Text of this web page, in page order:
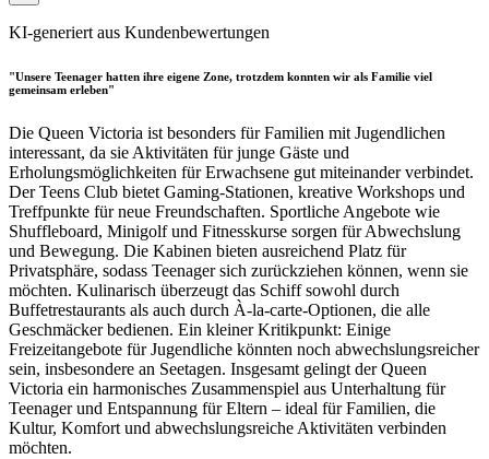
KI-generiert aus Kundenbewertungen
"Unsere Teenager hatten ihre eigene Zone, trotzdem konnten wir als Familie viel
gemeinsam erleben"
Die Queen Victoria ist besonders für Familien mit Jugendlichen
interessant, da sie Aktivitäten für junge Gäste und
Erholungsmöglichkeiten für Erwachsene gut miteinander verbindet.
Der Teens Club bietet Gaming-Stationen, kreative Workshops und
Treffpunkte für neue Freundschaften. Sportliche Angebote wie
Shuffleboard, Minigolf und Fitnesskurse sorgen für Abwechslung
und Bewegung. Die Kabinen bieten ausreichend Platz für
Privatsphäre, sodass Teenager sich zurückziehen können, wenn sie
möchten. Kulinarisch überzeugt das Schiff sowohl durch
Buffetrestaurants als auch durch À-la-carte-Optionen, die alle
Geschmäcker bedienen. Ein kleiner Kritikpunkt: Einige
Freizeitangebote für Jugendliche könnten noch abwechslungsreicher
sein, insbesondere an Seetagen. Insgesamt gelingt der Queen
Victoria ein harmonisches Zusammenspiel aus Unterhaltung für
Teenager und Entspannung für Eltern – ideal für Familien, die
Kultur, Komfort und abwechslungsreiche Aktivitäten verbinden
möchten.